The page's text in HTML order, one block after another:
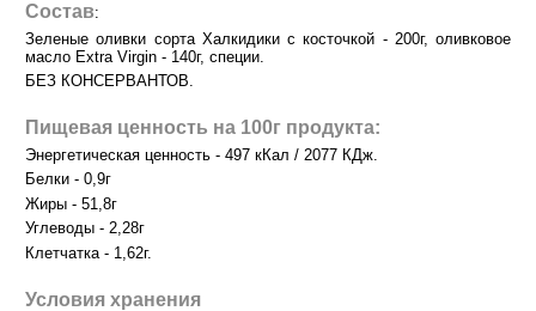
Состав:
Зеленые оливки сорта Халкидики с косточкой - 200г, оливковое
масло Extra Virgin - 140г, специи.
БЕЗ КОНСЕРВАНТОВ.
Пищевая ценность на 100г продукта:
Энергетическая ценность - 497 кКал / 2077 КДж.
Белки - 0,9г
Жиры - 51,8г
Углеводы - 2,28г
Клетчатка - 1,62г.
Условия хранения